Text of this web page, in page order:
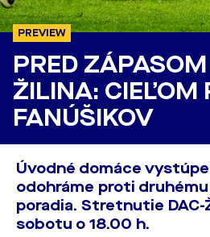
PREVIEW
PRED
ŽILINA: CIEĽOM
FANÚŠIKOV
Úvodné domáce
odohráme proti
poradia. Stretnutie
sobotu o 18.00 h.